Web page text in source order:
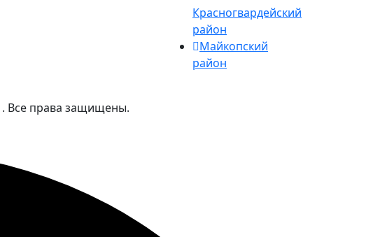
Красногвардейский
район
Майкопский
район
. Все права защищены.